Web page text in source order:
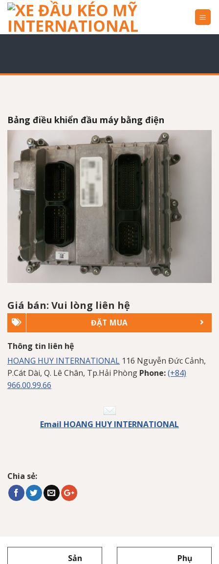
Skip
content
Bảng điều khiển đầu máy bằng điện
Giá bán: Vui lòng liên hệ
ĐẶT MUA
Thông tin liên hệ
HOANG HUY INTERNATIONAL 116 Nguyễn Đức Cảnh,
P.Cát Dài, Q. Lê Chân, Tp.Hải Phòng Phone:(+84)
966.00.99.66
Email HOANG HUY INTERNATIONAL
Chia sẻ:
Sản
Phụ